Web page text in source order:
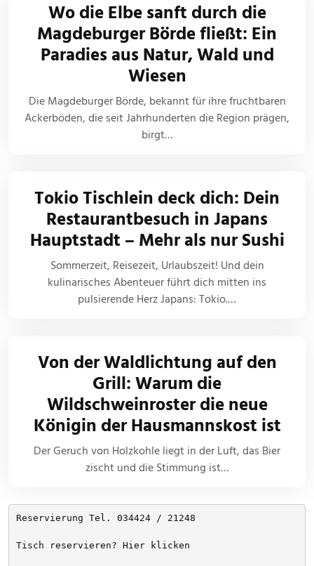
Wo die Elbe sanft durch die
Magdeburger Börde fließt: Ein
Paradies aus Natur, Wald und
Wiesen
Die Magdeburger Börde, bekannt für ihre fruchtbaren
Ackerböden, die seit Jahrhunderten die Region prägen,
birgt…
Tokio Tischlein deck dich: Dein
Restaurantbesuch in Japans
Hauptstadt – Mehr als nur Sushi
Sommerzeit, Reisezeit, Urlaubszeit! Und dein
kulinarisches Abenteuer führt dich mitten ins
pulsierende Herz Japans: Tokio.…
Von der Waldlichtung auf den
Grill: Warum die
Wildschweinroster die neue
Königin der Hausmannskost ist
Der Geruch von Holzkohle liegt in der Luft, das Bier
zischt und die Stimmung ist…
Reservierung Tel. 034424 / 21248
Tisch reservieren? Hier klicken